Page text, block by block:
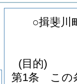
○揖斐川
(目的)
第1条
この